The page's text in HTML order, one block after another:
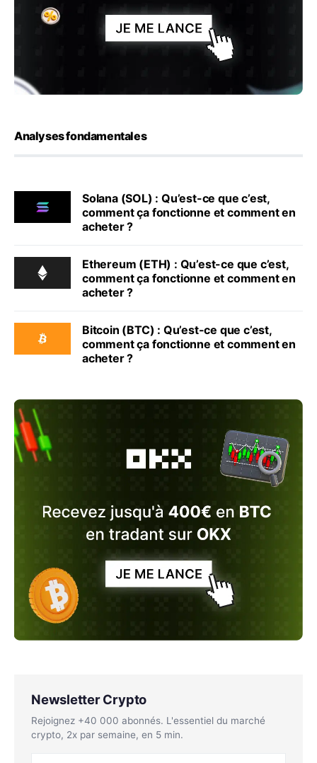
Analyses fondamentales
Solana (SOL) : Qu’est-ce que c’est,
comment ça fonctionne et comment en
acheter ?
Ethereum (ETH) : Qu’est-ce que c’est,
comment ça fonctionne et comment en
acheter ?
Bitcoin (BTC) : Qu’est-ce que c’est,
comment ça fonctionne et comment en
acheter ?
Newsletter Crypto
Rejoignez +40 000 abonnés. L'essentiel du marché
crypto, 2x par semaine, en 5 min.